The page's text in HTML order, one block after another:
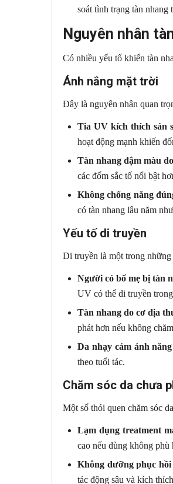
soát tình trạng tàn
Nguyên nhân
Có nhiều yếu tố khiến tàn
Ánh nắng mặt trời
Đây là nguyên nhân quan
Tia UV kích thích sản
hoạt động mạnh khiến
Tàn nhang đậm màu
các đốm sắc tố nổi bật
Không chống nắng
có tàn nhang lâu năm
Yếu tố di truyền
Di truyền là một trong những
Người có bố mẹ bị tàn
UV có thể di truyền
Tàn nhang do cơ địa
phát hơn nếu không
Da nhạy cảm ánh
theo tuổi tác.
Chăm sóc da chưa
Một số thói quen chăm sóc
Lạm dụng treatment
cao nếu dùng không phù
Không dưỡng phục
tác động sâu và kích